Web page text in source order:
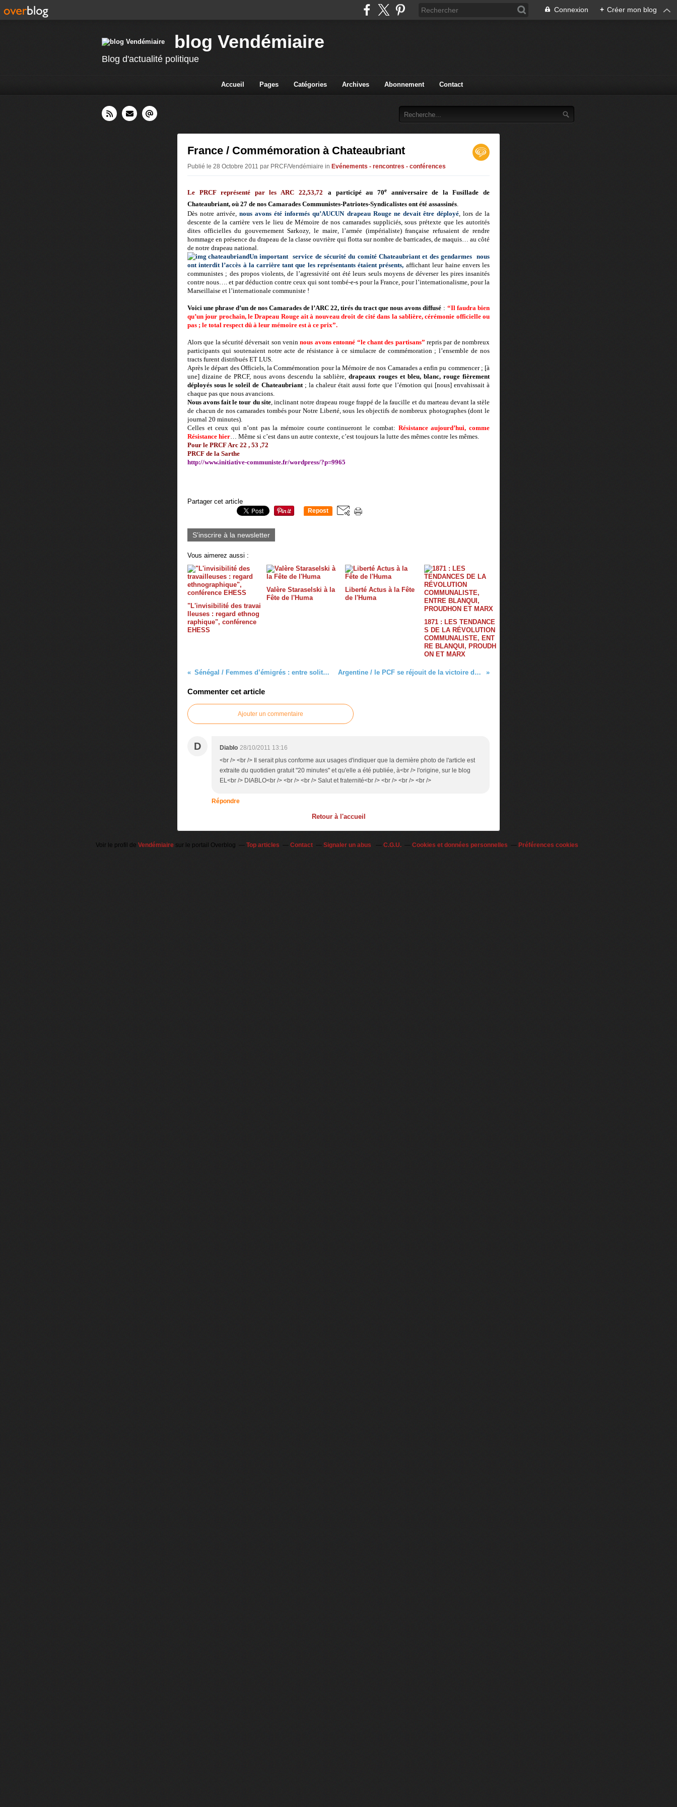
Connexion + Créer mon blog
blog Vendémiaire
Blog d'actualité politique
Accueil Pages Catégories Archives Abonnement Contact
France / Commémoration à Chateaubriant
Publié le 28 Octobre 2011 par PRCF/Vendémiaire in Evénements - rencontres - conférences
Le PRCF représenté par les ARC 22,53,72 a participé au 70e
anniversaire de la Fusillade de
Chateaubriant, où 27 de nos Camarades Communistes-Patriotes-Syndicalistes ont été assassinés.
Dès notre arrivée,nous avons été informés qu’AUCUN drapeau Rouge ne devait être déployé, lors de la
descente de la carrière vers le lieu de Mémoire de nos camarades suppliciés, sous prétexte que les autorités
dites officielles du gouvernement Sarkozy, le maire, l’armée (impérialiste) française refusaient de rendre
hommage en présence du drapeau de la classe ouvrière qui flotta sur nombre de barricades, de maquis… au côté
de notre drapeau national.
Un important service de sécurité du comité Chateaubriant et des gendarmes nous
ont interdit l’accès à la carrière tant que les représentants étaient présents, affichant leur haine envers les
communistes ; des propos violents, de l’agressivité ont été leurs seuls moyens de déverser les pires insanités
contre nous…. et par déduction contre ceux qui sont tombé-e-s pour la France, pour l’internationalisme, pour la
Marseillaise et l’internationale communiste !
Voici une phrase d’un de nos Camarades de l’ARC 22, tirés du tract que nous avons diffusé : “Il faudra bien
qu’un jour prochain, le Drapeau Rouge ait à nouveau droit de cité dans la sablière, cérémonie officielle ou
pas ; le total respect dû à leur mémoire est à ce prix”.
Alors que la sécurité déversait son veninnous avons entonné “le chant des partisans” repris par de nombreux
participants qui soutenaient notre acte de résistance à ce simulacre de commémoration ; l’ensemble de nos
tracts furent distribués ET LUS.
Après le départ des Officiels, la Commémoration pour la Mémoire de nos Camarades a enfin pu commencer ; [à
une] dizaine de PRCF, nous avons descendu la sablière, drapeaux rouges et bleu, blanc, rouge fièrement
déployés sous le soleil de Chateaubriant; la chaleur était aussi forte que l’émotion qui [nous] envahissait à
chaque pas que nous avancions.
Nous avons fait le tour du site, inclinant notre drapeau rouge frappé de la faucille et du marteau devant la stèle
de chacun de nos camarades tombés pour Notre Liberté, sous les objectifs de nombreux photographes (dont le
journal 20 minutes).
Celles et ceux qui n’ont pas la mémoire courte continueront le combat: Résistance aujourd’hui, comme
Résistance hier… Même si c’est dans un autre contexte, c’est toujours la lutte des mêmes contre les mêmes.
Pour le PRCF Arc 22 , 53 ,72
PRCF de la Sarthe
http://www.initiative-communiste.fr/wordpress/?p=9965
Partager cet article
Repost
S'inscrire à la newsletter
Vous aimerez aussi :
"L'invisibilité des travai
lleuses : regard ethnog
raphique", conférence
EHESS
Valère Staraselski à la
Fête de l'Huma
Liberté Actus à la Fête
de l'Huma
1871 : LES TENDANCE
S DE LA RÉVOLUTION
COMMUNALISTE, ENT
RE BLANQUI, PROUDH
ON ET MARX
Sénégal / Femmes d’émigrés : entre solitude et conflits avec la belle-famille Argentine / le PCF se réjouit de la victoire de Cristina Kirchner et de sa majorité
Commenter cet article
Ajouter un commentaire
D Diablo 28/10/2011 13:16
<br /> <br /> Il serait plus conforme aux usages d'indiquer que la dernière photo de l'article est
extraite du quotidien gratuit "20 minutes" et qu'elle a été publiée, à<br /> l'origine, sur le blog
EL<br /> DIABLO<br /> <br /> <br /> Salut et fraternité<br /> <br /> <br /> <br />
Répondre
Retour à l'accueil
Voir le profil de Vendémiaire sur le portail Overblog Top articles Contact Signaler un abus C.G.U. Cookies et données personnelles Préférences cookies